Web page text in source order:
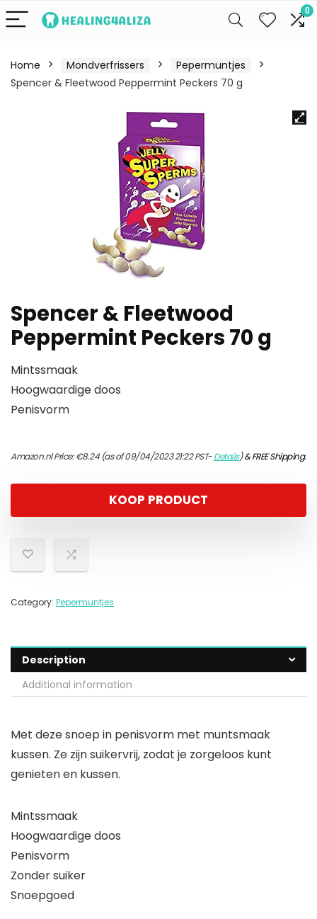
0
Home Mondverfrissers
Pepermuntjes
Spencer & Fleetwood Peppermint Peckers 70 g
Spencer & Fleetwood
Peppermint Peckers 70 g
Mintssmaak
Hoogwaardige doos
Penisvorm
Amazon.nl Price:€8.24(as of 09/04/2023 21:22 PST-Details)&FREE Shipping.
KOOP PRODUCT
Category: Pepermuntjes
Description
Additional information
Met deze snoep in penisvorm met muntsmaak
kussen. Ze zijn suikervrij, zodat je zorgeloos kunt
genieten en kussen.
Mintssmaak
Hoogwaardige doos
Penisvorm
Zonder suiker
Snoepgoed